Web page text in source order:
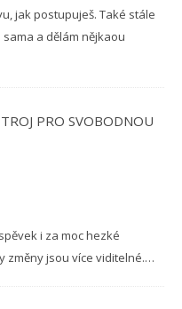
jak postupuješ. Také stále
a dělám nějkaou
PRO SVOBODNOU
i za moc hezké
změny jsou více viditelné.…